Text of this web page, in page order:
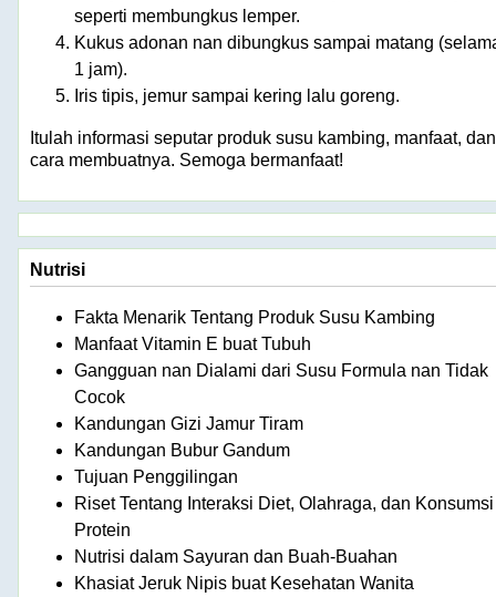
seperti membungkus lemper.
Kukus adonan nan dibungkus sampai matang
1 jam).
Iris tipis, jemur sampai kering lalu goreng.
Itulah informasi seputar produk susu kambing, manfaat, dan
cara membuatnya. Semoga bermanfaat!
Nutrisi
Fakta Menarik Tentang Produk Susu Kambing
Manfaat Vitamin E buat Tubuh
Gangguan nan Dialami dari Susu Formula nan Tidak
Cocok
Kandungan Gizi Jamur Tiram
Kandungan Bubur Gandum
Tujuan Penggilingan
Riset Tentang Interaksi Diet, Olahraga, dan Konsumsi
Protein
Nutrisi dalam Sayuran dan Buah-Buahan
Khasiat Jeruk Nipis buat Kesehatan Wanita